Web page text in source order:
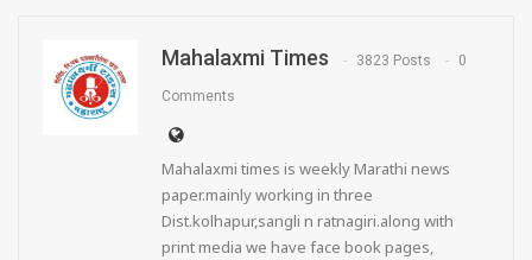
Mahalaxmi Times 3823 Posts 0
Comments
Mahalaxmi times is weekly Marathi news
paper.mainly working in three
Dist.kolhapur,sangli n ratnagiri.along with
print media we have face book pages,